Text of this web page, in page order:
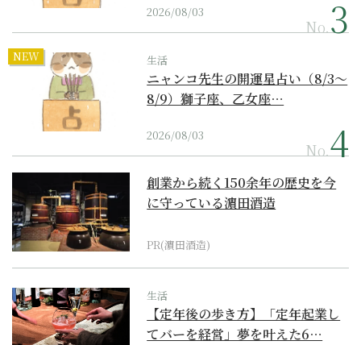
2026/08/03
No.
NEW 生活
ニャンコ先生の開運星占い（8/3～
8/9）獅子座、乙女座…
2026/08/03
No.
創業から続く150余年の歴史を今
に守っている濵田酒造
PR(濵田酒造)
生活
【定年後の歩き方】「定年起業し
てバーを経営」夢を叶えた6…